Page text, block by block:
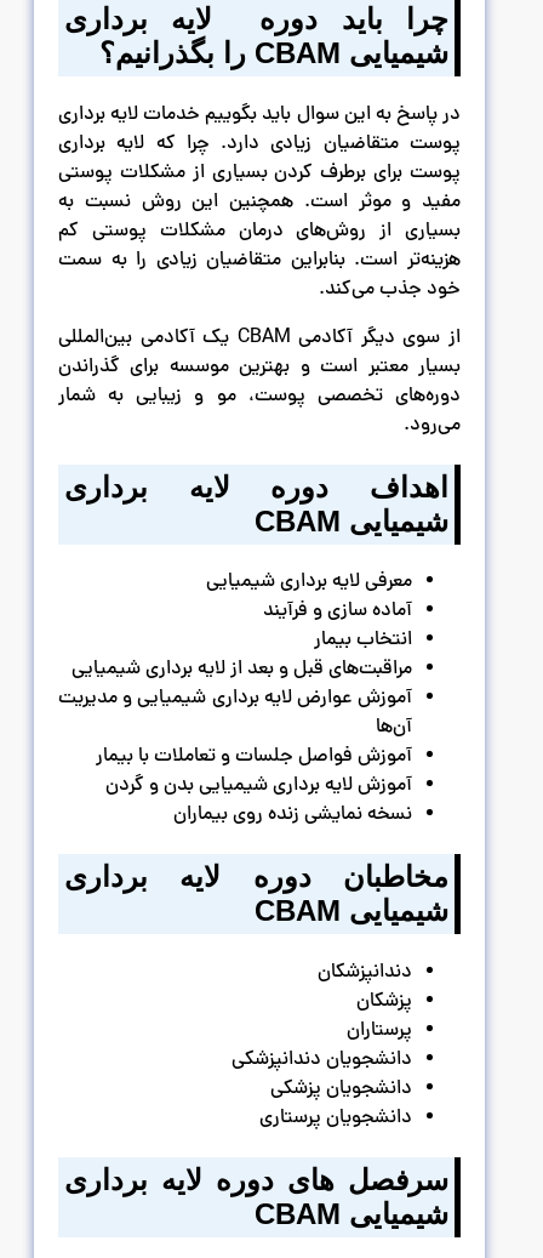
چرا باید دوره لایه برداری
شیمیایی CBAM را بگذرانیم؟
در پاسخ به این سوال باید بگوییم خدمات لایه برداری
پوست متقاضیان زیادی دارد. چرا که لایه برداری
پوست برای برطرف کردن بسیاری از مشکلات پوستی
مفید و موثر است‌. همچنین این روش نسبت به
بسیاری از روش‌های درمان مشکلات پوستی کم
هزینه‌تر است. بنابراین متقاضیان زیادی را به سمت
خود جذب می‌کند.
از سوی دیگر آکادمی CBAM یک آکادمی بین‌المللی
بسیار معتبر است و بهترین موسسه برای گذراندن
دوره‌های تخصصی پوست، مو و زیبایی به شمار
می‌رود.
اهداف دوره لایه برداری
شیمیایی CBAM
معرفی لایه برداری شیمیایی
آماده سازی و فرآیند
انتخاب بیمار
مراقبت‌های قبل و بعد از لایه برداری شیمیایی
آموزش عوارض لایه برداری شیمیایی و مدیریت
آن‌ها
آموزش فواصل جلسات و تعاملات با بیمار
آموزش لایه برداری شیمیایی بدن و گردن
نسخه نمایشی زنده روی بیماران
مخاطبان دوره لایه برداری
شیمیایی CBAM
دندانپزشکان
پزشکان
پرستاران
دانشجویان دندانپزشکی
دانشجویان پزشکی
دانشجویان پرستاری
سرفصل های دوره لایه برداری
شیمیایی CBAM